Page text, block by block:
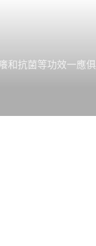
和抗菌等功效一應俱